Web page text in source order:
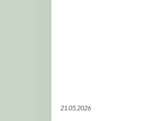
21.05.2026